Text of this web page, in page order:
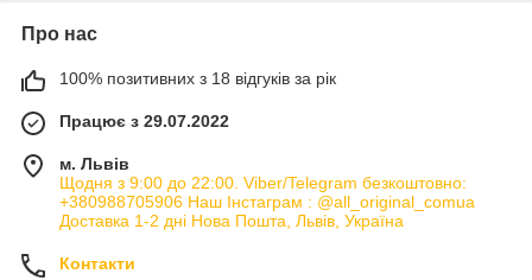
Про нас
100% позитивних з 18 відгуків за рік
Працює з 29.07.2022
м. Львів
Щодня з 9:00 до 22:00. Viber/Telegram безкоштовно:
+380988705906 Наш Інстаграм : @all_original_comua
Доставка 1-2 дні Нова Пошта, Львів, Україна
Контакти